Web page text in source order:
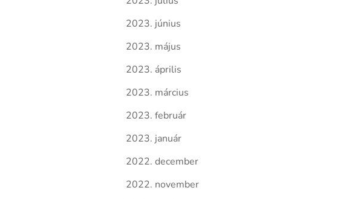
2023. június
2023. május
2023. április
2023. március
2023. február
2023. január
2022. december
2022. november